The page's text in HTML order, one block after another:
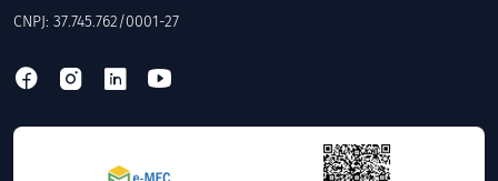
CNPJ: 37.745.762/0001-27